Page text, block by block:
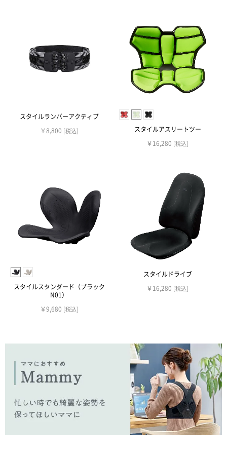
スタイルランバーアクティブ
￥8,800 [税込] スタイルアスリートツー
￥16,280 [税込]
スタイルスタンダード（ブラック
N01）
￥9,680 [税込]
スタイルドライブ
￥16,280 [税込]